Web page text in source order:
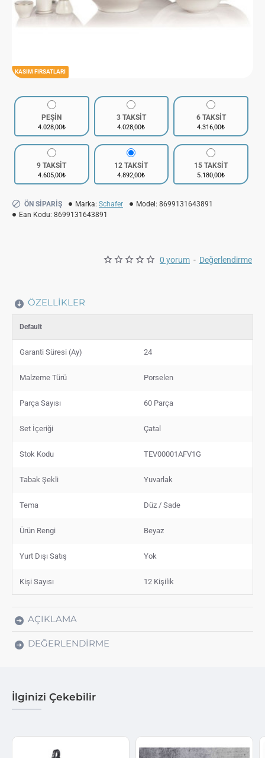
KASIM FIRSATLARI
0 yorum - Değerlendirme
PEŞİN
4.028,00₺
3 TAKSİT
4.028,00₺
6 TAKSİT
4.316,00₺
9 TAKSİT
4.605,00₺
12 TAKSİT
4.892,00₺
15 TAKSİT
5.180,00₺
ÖN SIPARIŞ Marka: Schafer Model: 8699131643891
Ean Kodu: 8699131643891
ÖZELLIKLER
Default
Garanti Süresi (Ay) 24
Malzeme Türü Porselen
Parça Sayısı 60 Parça
Set İçeriği Çatal
Stok Kodu TEV00001AFV1G
Tabak Şekli Yuvarlak
Tema Düz / Sade
Ürün Rengi Beyaz
Yurt Dışı Satış Yok
Kişi Sayısı 12 Kişilik
AÇIKLAMA
DEĞERLENDIRME
İlginizi Çekebilir